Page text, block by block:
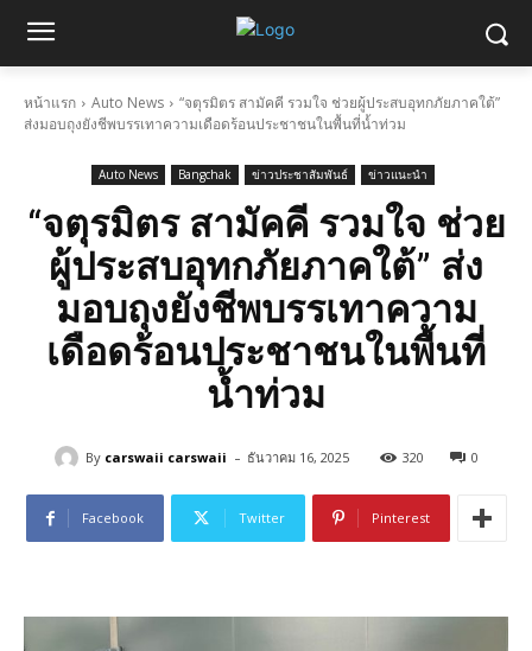
หน้าแรก Auto News
“จตุรมิตร สามัคคี รวมใจ ช่วยผู้ประสบอุทกภัยภาคใต้”
ส่งมอบถุงยังชีพบรรเทาความเดือดร้อนประชาชนในพื้นที่น้ำท่วม
Auto News Bangchak ข่าวประชาสัมพันธ์ ข่าวแนะนำ
“จตุรมิตร สามัคคี รวมใจ ช่วย
ผู้ประสบอุทกภัยภาคใต้” ส่ง
มอบถุงยังชีพบรรเทาความ
เดือดร้อนประชาชนในพื้นที่
น้ำท่วม
By carswaii carswaii - ธันวาคม 16, 2025 320 0
Facebook Twitter Pinterest